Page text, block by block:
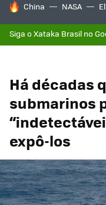
TENDÊNCIAS DO DIA
China NASA
Siga o Xataka Brasil no
Há décadas
submarinos
expô-los